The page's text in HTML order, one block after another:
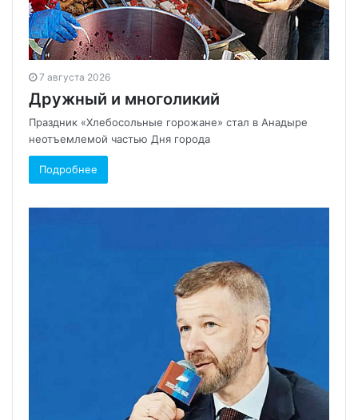
7 августа 2026
Дружный и многоликий
Праздник «Хлебосольные горожане» стал в Анадыре
неотъемлемой частью Дня города
Подробнее